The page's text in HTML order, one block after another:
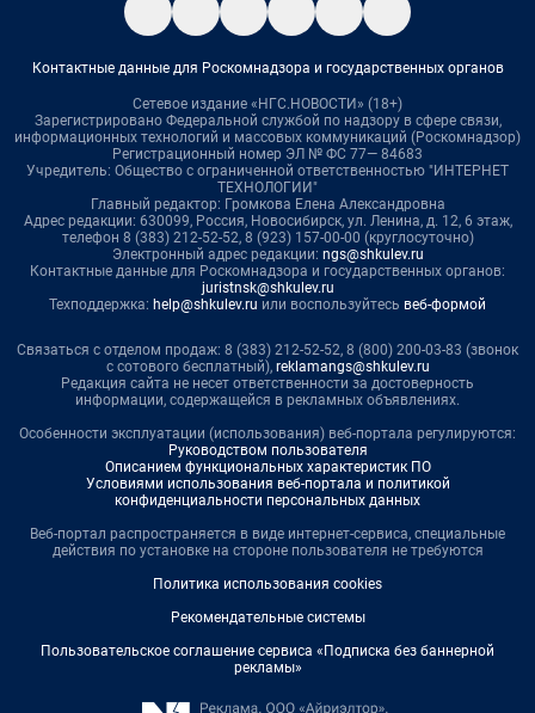
Контактные данные для Роскомнадзора и государственных органов
Сетевое издание «НГС.НОВОСТИ» (18+)
Зарегистрировано Федеральной службой по надзору в сфере связи,
информационных технологий и массовых коммуникаций (Роскомнадзор)
Регистрационный номер ЭЛ № ФС 77— 84683
Учредитель: Общество с ограниченной ответственностью "ИНТЕРНЕТ
ТЕХНОЛОГИИ"
Главный редактор: Громкова Елена Александровна
Адрес редакции: 630099, Россия, Новосибирск, ул. Ленина, д. 12, 6 этаж,
телефон 8 (383) 212-52-52, 8 (923) 157-00-00 (круглосуточно)
Электронный адрес редакции: ngs@shkulev.ru
Контактные данные для Роскомнадзора и государственных органов:
juristnsk@shkulev.ru
Техподдержка: help@shkulev.ru или воспользуйтесь веб-формой
Связаться с отделом продаж: 8 (383) 212-52-52, 8 (800) 200-03-83 (звонок
с сотового бесплатный), reklamangs@shkulev.ru
Редакция сайта не несет ответственности за достоверность
информации, содержащейся в рекламных объявлениях.
Особенности эксплуатации (использования) веб-портала регулируются:
Руководством пользователя
Описанием функциональных характеристик ПО
Условиями использования веб-портала и политикой
конфиденциальности персональных данных
Веб-портал распространяется в виде интернет-сервиса, специальные
действия по установке на стороне пользователя не требуются
Политика использования cookies
Рекомендательные системы
Пользовательское соглашение сервиса «Подписка без баннерной
рекламы»